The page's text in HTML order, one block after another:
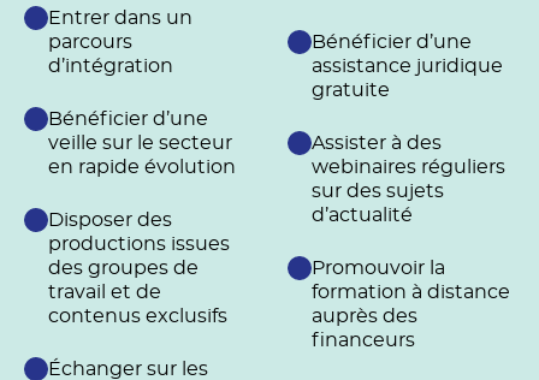
Entrer dans un
parcours
d’intégration
Bénéficier d’une
veille sur le secteur
en rapide évolution
Disposer des
productions issues
des groupes de
travail et de
contenus exclusifs
Échanger sur les
Bénéficier d’une
assistance juridique
gratuite
Assister à des
webinaires réguliers
sur des sujets
d’actualité
Promouvoir la
formation à distance
auprès des
financeurs